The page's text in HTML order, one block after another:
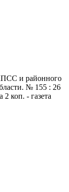
и районного
№ 155 : 26
коп. - газета